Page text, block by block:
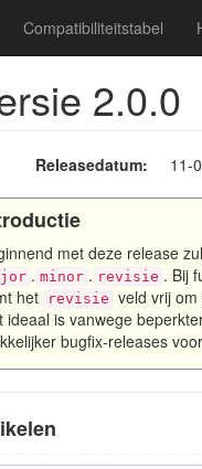
Compatibiliteitstabel
2.0.0
Releasedatum: 11-
met deze release
. minor . revisie . Bij
het
revisie veld vrij
ideaal is vanwege
bugfix-releases